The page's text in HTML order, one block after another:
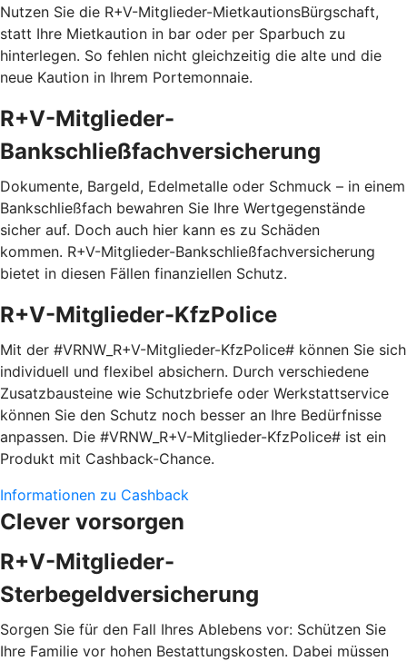
Nutzen Sie die R+V-Mitglieder-MietkautionsBürgschaft,
statt Ihre Mietkaution in bar oder per Sparbuch zu
hinterlegen. So fehlen nicht gleichzeitig die alte und die
neue Kaution in Ihrem Portemonnaie.
R+V-Mitglieder-
Bankschließfachversicherung
Dokumente, Bargeld, Edelmetalle oder Schmuck – in einem
Bankschließfach bewahren Sie Ihre Wertgegenstände
sicher auf. Doch auch hier kann es zu Schäden
kommen. R+V-Mitglieder-Bankschließfachversicherung
bietet in diesen Fällen finanziellen Schutz.
R+V-Mitglieder-KfzPolice
Mit der #VRNW_R+V-Mitglieder-KfzPolice# können Sie sich
individuell und flexibel absichern. Durch verschiedene
Zusatzbausteine wie Schutzbriefe oder Werkstattservice
können Sie den Schutz noch besser an Ihre Bedürfnisse
anpassen. Die #VRNW_R+V-Mitglieder-KfzPolice# ist ein
Produkt mit Cashback-Chance.
Informationen zu Cashback
Clever vorsorgen
R+V-Mitglieder-
Sterbegeldversicherung
Sorgen Sie für den Fall Ihres Ablebens vor: Schützen Sie
Ihre Familie vor hohen Bestattungskosten. Dabei müssen